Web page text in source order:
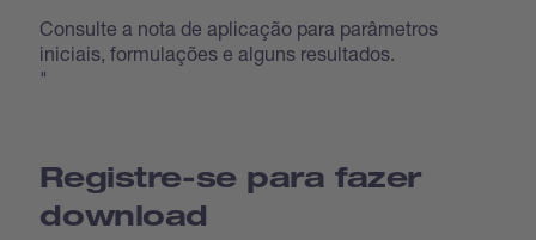
Consulte a nota de aplicação para parâmetros
iniciais, formulações e alguns resultados.
"
Registre-se para fazer
download